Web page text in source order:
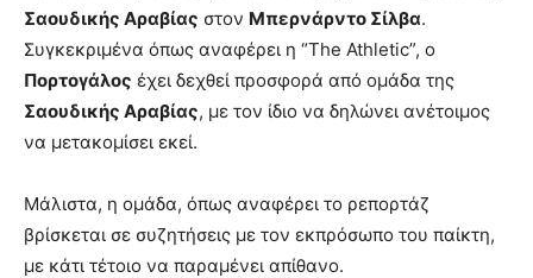
Σαουδικής Αραβίας στον Μπερνάρντο Σίλβα.
Συγκεκριμένα όπως αναφέρει η “The Athletic”, ο
Πορτογάλος έχει δεχθεί προσφορά από ομάδα της
Σαουδικής Αραβίας, με τον ίδιο να δηλώνει ανέτοιμος
να μετακομίσει εκεί.
Μάλιστα, η ομάδα, όπως αναφέρει το ρεπορτάζ
βρίσκεται σε συζητήσεις με τον εκπρόσωπο του παίκτη,
με κάτι τέτοιο να παραμένει απίθανο.